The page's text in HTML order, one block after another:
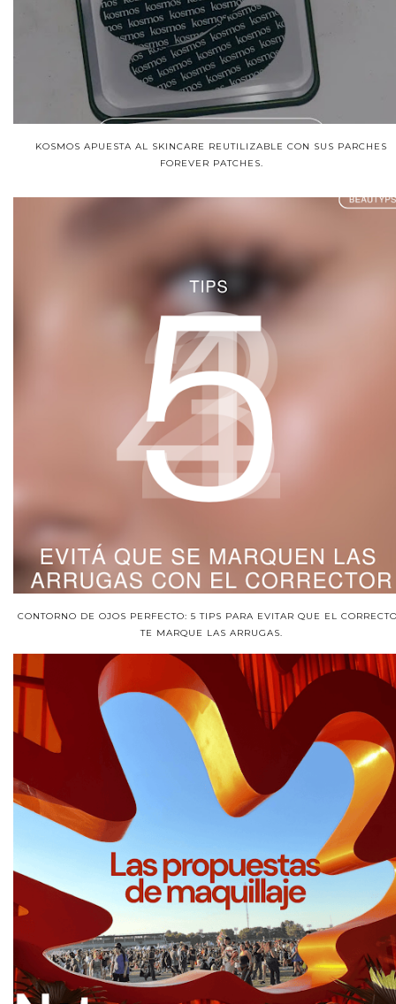
KOSMOS APUESTA AL SKINCARE REUTILIZABLE CON SUS PARCHES
FOREVER PATCHES.
CONTORNO DE OJOS PERFECTO: 5 TIPS PARA EVITAR QUE EL
TE MARQUE LAS ARRUGAS.